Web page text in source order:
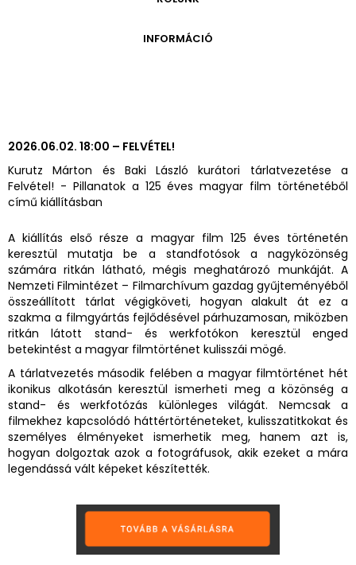
PÉCSI JÓZSEF - A NÉVADÓ
ARCHÍVUM 2014-2018
INFORMÁCIÓ
MEGKÖZELÍTÉS
2026.06.02. 18:00 – FELVÉTEL!
Kurutz Márton és Baki László kurátori tárlatvezetése a
Felvétel! - Pillanatok a 125 éves magyar film történetéből
című kiállításban
A kiállítás első része a magyar film 125 éves történetén
keresztül mutatja be a standfotósok a nagyközönség
számára ritkán látható, mégis meghatározó munkáját. A
Nemzeti Filmintézet – Filmarchívum gazdag gyűjteményéből
összeállított tárlat végigköveti, hogyan alakult át ez a
szakma a filmgyártás fejlődésével párhuzamosan, miközben
ritkán látott stand- és werkfotókon keresztül enged
betekintést a magyar filmtörténet kulisszái mögé.‍
A tárlatvezetés második felében a magyar filmtörténet hét
ikonikus alkotásán keresztül ismerheti meg a közönség a
stand- és werkfotózás különleges világát. Nemcsak a
filmekhez kapcsolódó háttértörténeteket, kulisszatitkokat és
személyes élményeket ismerhetik meg, hanem azt is,
hogyan dolgoztak azok a fotográfusok, akik ezeket a mára
legendássá vált képeket készítették.